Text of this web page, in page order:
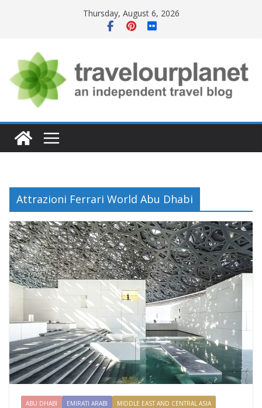
Thursday, August 6, 2026
Attrazioni Ferrari World Abu Dhabi
ABU DHABI EMIRATI ARABI MIDDLE EAST AND CENTRAL ASIA